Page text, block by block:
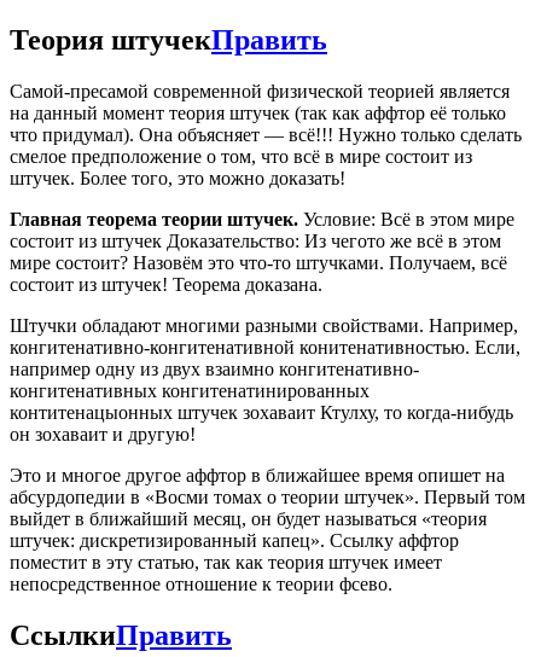
Теория штучекПравить
Самой-пресамой современной физической теорией является
на данный момент теория штучек (так как аффтор её только
что придумал). Она объясняет — всё!!! Нужно только сделать
смелое предположение о том, что всё в мире состоит из
штучек. Более того, это можно доказать!
Главная теорема теории штучек. Условие: Всё в этом мире
состоит из штучек Доказательство: Из чегото же всё в этом
мире состоит? Назовём это что-то штучками. Получаем, всё
состоит из штучек! Теорема доказана.
Штучки обладают многими разными свойствами. Например,
конгитенативно-конгитенативной конитенативностью. Если,
например одну из двух взаимно конгитенативно-
конгитенативных конгитенатинированных
контитенацыонных штучек зохаваит Ктулху, то когда-нибудь
он зохаваит и другую!
Это и многое другое аффтор в ближайшее время опишет на
абсурдопедии в «Восми томах о теории штучек». Первый том
выйдет в ближайший месяц, он будет называться «теория
штучек: дискретизированный капец». Ссылку аффтор
поместит в эту статью, так как теория штучек имеет
непосредственное отношение к теории фсево.
СсылкиПравить